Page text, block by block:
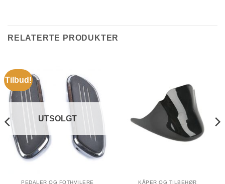
RELATERTE PRODUKTER
Tilbud!
UTSOLGT
PEDALER OG FOTHVILERE KÅPER OG TILBEHØR